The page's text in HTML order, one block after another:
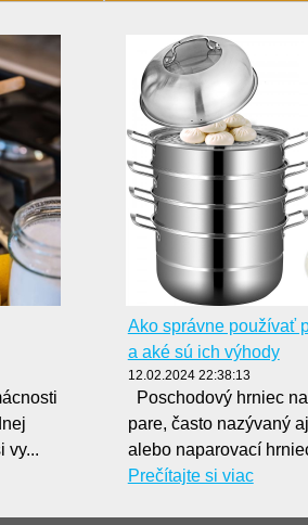
vy...
Ako správne používať
a aké sú ich výhody
12.02.2024 22:38:13
Poschodový hrniec
pare, často nazývaný
alebo naparovací
Prečítajte si viac